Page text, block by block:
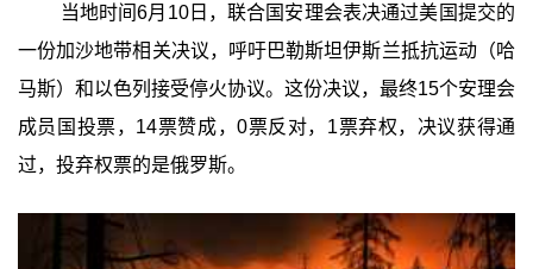
当地时间6月10日，联合国安理会表决通过美国提交的
一份加沙地带相关决议，呼吁巴勒斯坦伊斯兰抵抗运动（哈
马斯）和以色列接受停火协议。这份决议，最终15个安理会
成员国投票，14票赞成，0票反对，1票弃权，决议获得通
过，投弃权票的是俄罗斯。